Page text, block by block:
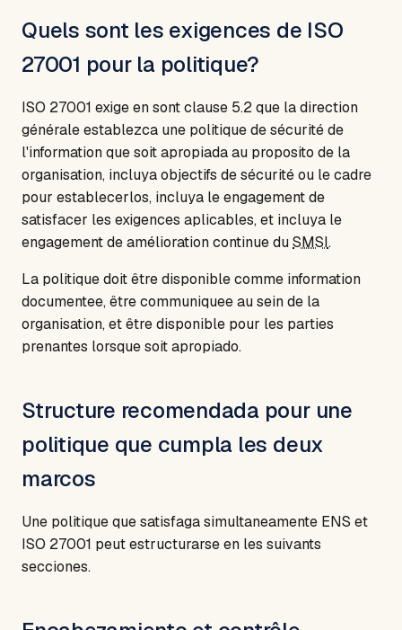
Quels sont les exigences de ISO
27001 pour la politique?
ISO 27001 exige en sont clause 5.2 que la direction
générale establezca une politique de sécurité de
l'information que soit apropiada au proposito de la
organisation, incluya objectifs de sécurité ou le cadre
pour establecerlos, incluya le engagement de
satisfacer les exigences aplicables, et incluya le
engagement de amélioration continue duSMSI.
La politique doit être disponible comme information
documentee, être communiquee au sein de la
organisation, et être disponible pour les parties
prenantes lorsque soit apropiado.
Structure recomendada pour une
politique que cumpla les deux
marcos
Une politique que satisfaga simultaneamente ENS et
ISO 27001 peut estructurarse en les suivants
secciones.